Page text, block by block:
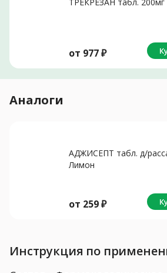
от 977₽
Аналоги
АДЖИСЕПТ табл. д/
Лимон
от 259₽
Инструкция по